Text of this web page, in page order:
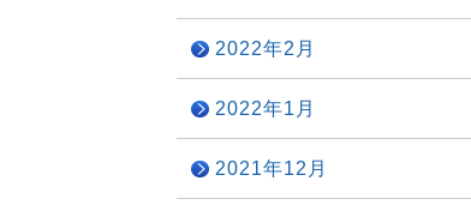
2022年2月
2022年1月
2021年12月